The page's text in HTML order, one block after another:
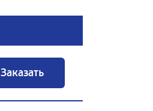
Заказать